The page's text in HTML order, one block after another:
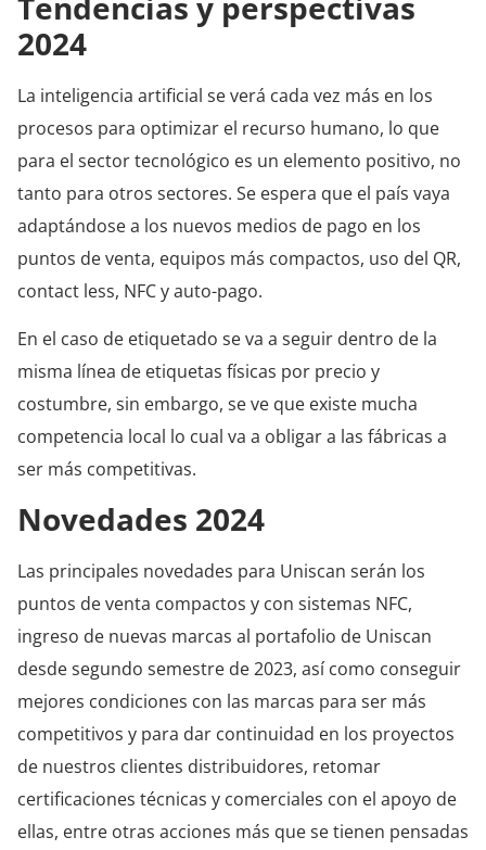
2024
La inteligencia artificial se verá cada vez más en los
procesos para optimizar el recurso humano, lo que
para el sector tecnológico es un elemento positivo, no
tanto para otros sectores. Se espera que el país vaya
adaptándose a los nuevos medios de pago en los
puntos de venta, equipos más compactos, uso del QR,
contact less, NFC y auto-pago.
En el caso de etiquetado se va a seguir dentro de la
misma línea de etiquetas físicas por precio y
costumbre, sin embargo, se ve que existe mucha
competencia local lo cual va a obligar a las fábricas a
ser más competitivas.
Novedades 2024
Las principales novedades para Uniscan serán los
puntos de venta compactos y con sistemas NFC,
ingreso de nuevas marcas al portafolio de Uniscan
desde segundo semestre de 2023, así como conseguir
mejores condiciones con las marcas para ser más
competitivos y para dar continuidad en los proyectos
de nuestros clientes distribuidores, retomar
certificaciones técnicas y comerciales con el apoyo de
ellas, entre otras acciones más que se tienen pensadas